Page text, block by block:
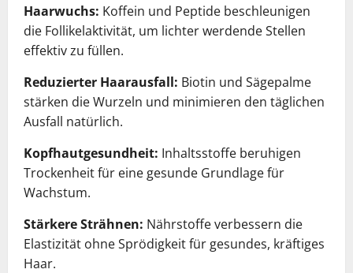
Haarwuchs: Koffein und Peptide beschleunigen
die Follikelaktivität, um lichter werdende Stellen
effektiv zu füllen.
Reduzierter Haarausfall: Biotin und Sägepalme
stärken die Wurzeln und minimieren den täglichen
Ausfall natürlich.
Kopfhautgesundheit: Inhaltsstoffe beruhigen
Trockenheit für eine gesunde Grundlage für
Wachstum.
Stärkere Strähnen: Nährstoffe verbessern die
Elastizität ohne Sprödigkeit für gesundes, kräftiges
Haar.